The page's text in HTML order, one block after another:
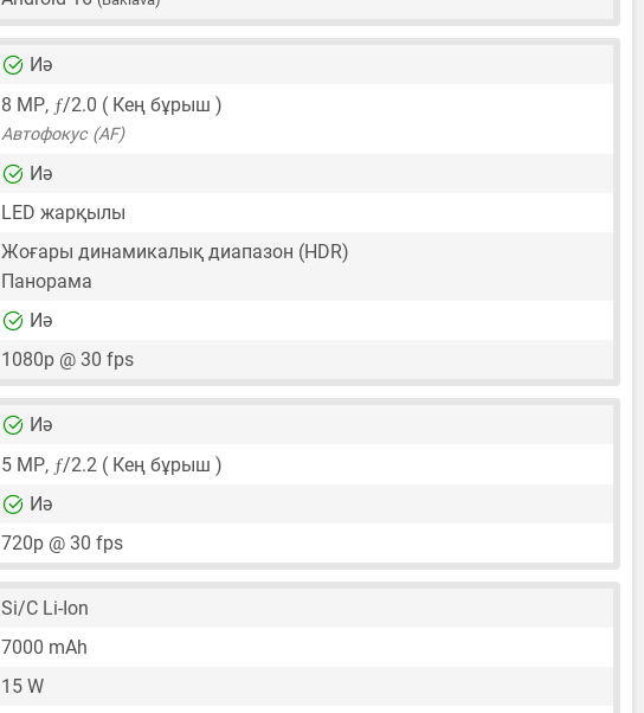
Иә
8 MP, ƒ/2.0 ( Кең бұрыш )
Автофокус (AF)
Иә
LED жарқылы
Жоғары динамикалық диапазон (HDR)
Панорама
Иә
1080p @ 30 fps
Иә
5 MP, ƒ/2.2 ( Кең бұрыш )
Иә
720p @ 30 fps
Si/C Li-Ion
7000 mAh
15 W